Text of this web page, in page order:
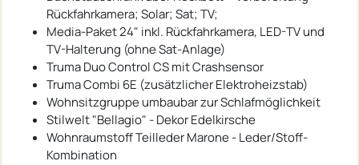
Rückfahrkamera; Solar; Sat; TV;
Media-Paket 24" inkl. Rückfahrkamera, LED-TV und
TV-Halterung (ohne Sat-Anlage)
Truma Duo Control CS mit Crashsensor
Truma Combi 6E (zusätzlicher Elektroheizstab)
Wohnsitzgruppe umbaubar zur Schlafmöglichkeit
Stilwelt "Bellagio" - Dekor Edelkirsche
Wohnraumstoff Teilleder Marone - Leder/Stoff-
Kombination